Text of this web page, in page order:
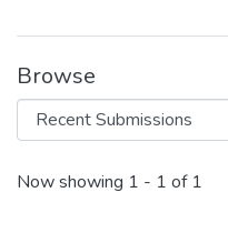
Browse
Recent
Now showing 1 - 1 of 1